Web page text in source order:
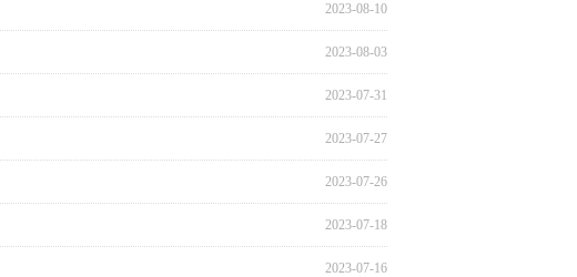
2023-08-10
2023-08-03
2023-07-31
2023-07-27
2023-07-26
2023-07-18
2023-07-16